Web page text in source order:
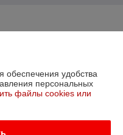
4Н, ком 6
удобства
персональных
файлы cookies или